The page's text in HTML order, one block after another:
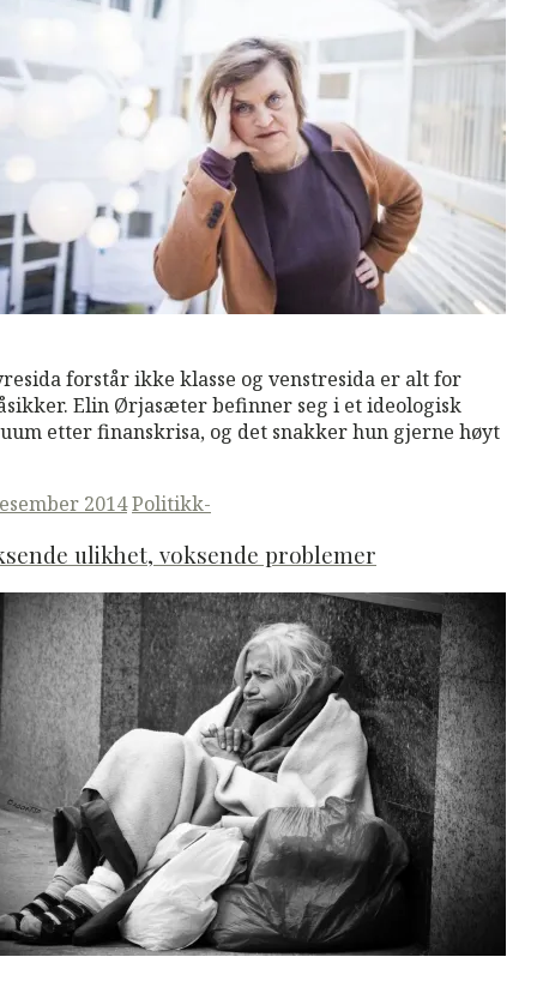
forstår ikke klasse og venstresida er alt for
Elin Ørjasæter befinner seg i et ideologisk
etter finanskrisa, og det snakker hun gjerne høyt
2014Politikk-
ulikhet, voksende problemer